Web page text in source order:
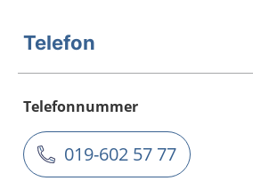
Telefon
Telefonnummer
019-602 57 77